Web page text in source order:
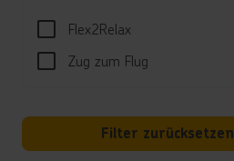
Flex2Relax
Zug zum Flug
Filter zurücksetzen